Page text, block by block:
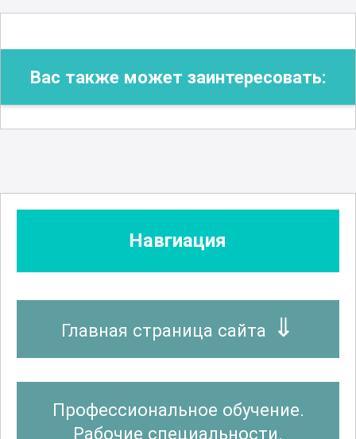
Вас также может заинтересовать:
Навгиация
Главная страница сайта
Профессиональное обучение.
Рабочие специальности.